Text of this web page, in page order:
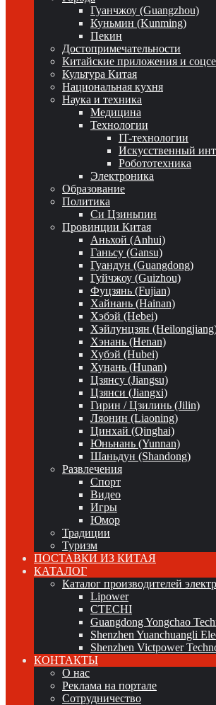
Гуанчжоу (Guangzhou)
Куньмин (Kunming)
Пекин
Достопримечательности
Китайские приложения и
Культура Китая
Национальная кухня
Наука и техника
Медицина
Технологии
IT-технологии
Искусственный
Робототехника
Электроника
Образование
Политика
Си Цзиньпин
Провинции Китая
Аньхой (Anhui)
Ганьсу (Gansu)
Гуандун (Guangdong)
Гуйчжоу (Guizhou)
Фуцзянь (Fujian)
Хайнань (Hainan)
Хэбэй (Hebei)
Хэйлунцзян
Хэнань (Henan)
Хубэй (Hubei)
Хунань (Hunan)
Цзянсу (Jiangsu)
Цзянси (Jiangxi)
Гирин / Цзилинь (Jilin)
Ляонин (Liaoning)
Цинхай (Qinghai)
Юньнань (Yunnan)
Шаньдун (Shandong)
Развлечения
Спорт
Видео
Игры
Юмор
Традиции
Туризм
ПОСТАВКИ ИЗ КИТАЯ
КАТАЛОГ
Каталог производителей
Lipower
CTECHI
Guangdong Yongchao
Shenzhen Yuanchuangli
Shenzhen Victpower
КОНТАКТЫ
О нас
Реклама на портале
Сотрудничество